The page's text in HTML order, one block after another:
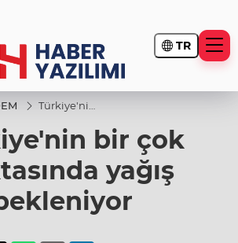
TR
Türkiye'nin
noktasında
yağış
bir çok
yağış